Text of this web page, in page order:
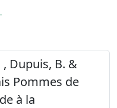
, Dupuis, B. &
Pommes de
à la